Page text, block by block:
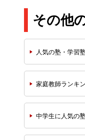
その他
人気の塾・学習
家庭教師ランキ
中学生に人気の